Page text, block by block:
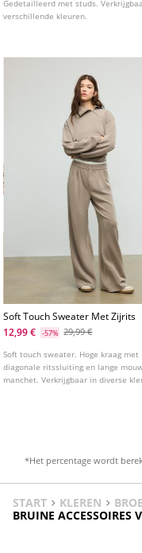
Gedetailleerd met studs.
verschillende kleuren.
Soft Touch Sweater Met Zijrits
12,99 €
-57% 29,99 €
Soft touch sweater. Hoge kraag met
diagonale ritssluiting en lange
manchet. Verkrijgbaar in diverse
*Het percentage wordt
START KLEREN
BRUINE ACCESSOIRES